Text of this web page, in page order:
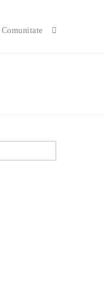
Comunitate